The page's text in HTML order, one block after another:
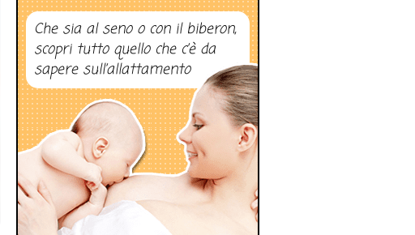
Che sia al seno o con il biberon,
scopri tutto quello che c’è da
sapere sull’allattamento